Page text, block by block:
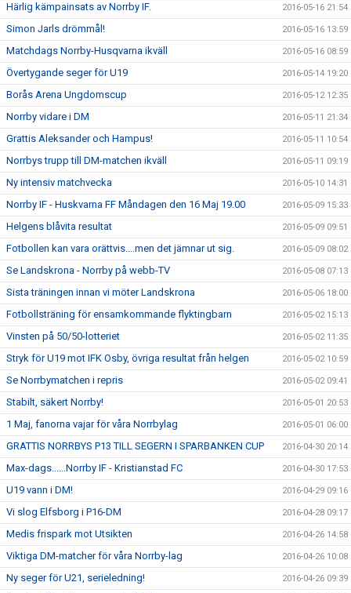
Härlig kämpainsats av Norrby IF. 2016-05-16 21:54
Simon Jarls drömmål! 2016-05-16 13:59
Matchdags Norrby-Husqvarna ikväll 2016-05-16 08:59
Övertygande seger för U19 2016-05-14 19:20
Borås Arena Ungdomscup 2016-05-12 12:35
Norrby vidare i DM 2016-05-11 21:34
Grattis Aleksander och Hampus! 2016-05-11 10:54
Norrbys trupp till DM-matchen ikväll 2016-05-11 09:19
Ny intensiv matchvecka 2016-05-10 14:31
Norrby IF - Huskvarna FF Måndagen den 16 Maj 19.00 2016-05-09 15:33
Helgens blåvita resultat 2016-05-09 09:51
Fotbollen kan vara orättvis....men det jämnar ut sig. 2016-05-09 08:02
Se Landskrona - Norrby på webb-TV 2016-05-08 07:13
Sista träningen innan vi möter Landskrona 2016-05-06 18:00
Fotbollsträning för ensamkommande flyktingbarn 2016-05-02 15:13
Vinsten på 50/50-lotteriet 2016-05-02 11:35
Stryk för U19 mot IFK Osby, övriga resultat från helgen 2016-05-02 10:59
Se Norrbymatchen i repris 2016-05-02 09:41
Stabilt, säkert Norrby! 2016-05-01 20:53
1 Maj, fanorna vajar för våra Norrbylag 2016-05-01 06:00
GRATTIS NORRBYS P13 TILL SEGERN I SPARBANKEN CUP 2016-04-30 20:14
Max-dags......Norrby IF - Kristianstad FC 2016-04-30 17:53
U19 vann i DM! 2016-04-29 09:16
Vi slog Elfsborg i P16-DM 2016-04-28 09:17
Medis frispark mot Utsikten 2016-04-26 14:58
Viktiga DM-matcher för våra Norrby-lag 2016-04-26 10:08
Ny seger för U21, serieledning! 2016-04-26 09:39